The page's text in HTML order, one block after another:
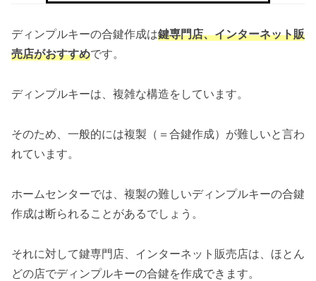
ディンプルキーの合鍵作成は鍵専門店、インターネット販
売店がおすすめです。
ディンプルキーは、複雑な構造をしています。
そのため、一般的には複製（＝合鍵作成）が難しいと言わ
れています。
ホームセンターでは、複製の難しいディンプルキーの合鍵
作成は断られることがあるでしょう。
それに対して鍵専門店、インターネット販売店は、ほとん
どの店でディンプルキーの合鍵を作成できます。